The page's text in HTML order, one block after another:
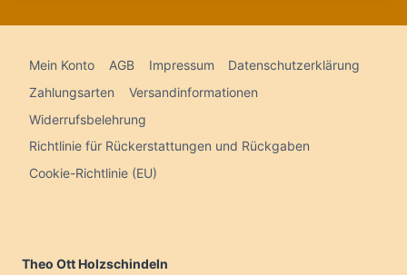
Mein Konto AGB Impressum
Datenschutzerklärung
Zahlungsarten
Versandinformationen
Widerrufsbelehrung
Richtlinie für Rückerstattungen und Rückgaben
Cookie-Richtlinie (EU)
Theo Ott Holzschindeln